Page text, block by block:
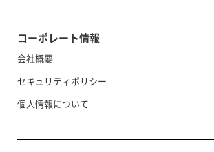
コーポレート情報
会社概要
セキュリティポリシー
個人情報について